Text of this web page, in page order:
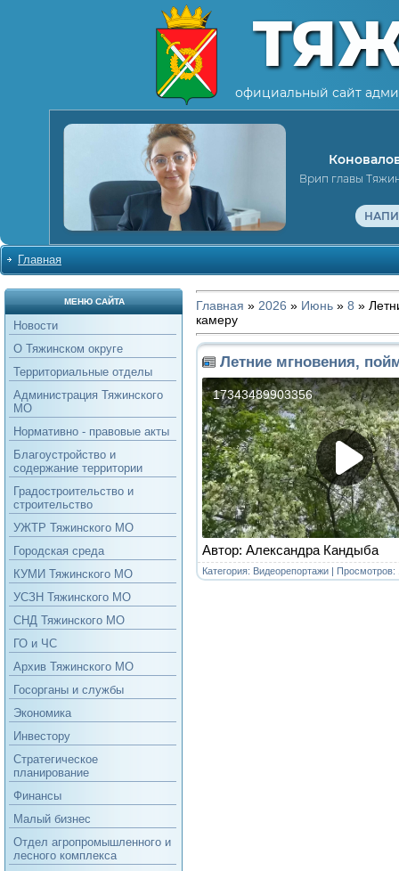
официальный сайт
Врип главы
Главная
МЕНЮ САЙТА
Новости
О Тяжинском округе
Территориальные отделы
Администрация Тяжинского
МО
Нормативно - правовые акты
Благоустройство и
содержание территории
Градостроительство и
строительство
УЖТР Тяжинского МО
Городская среда
КУМИ Тяжинского МО
УСЗН Тяжинского МО
СНД Тяжинского МО
ГО и ЧС
Архив Тяжинского МО
Госорганы и службы
Экономика
Инвестору
Стратегическое
планирование
Финансы
Малый бизнес
Отдел агропромышленного и
лесного комплекса
Главная » 2026 » Июнь » 8 »
камеру
Летние мгновения,
Автор: Александра Кандыба
Категория: Видеорепортажи |